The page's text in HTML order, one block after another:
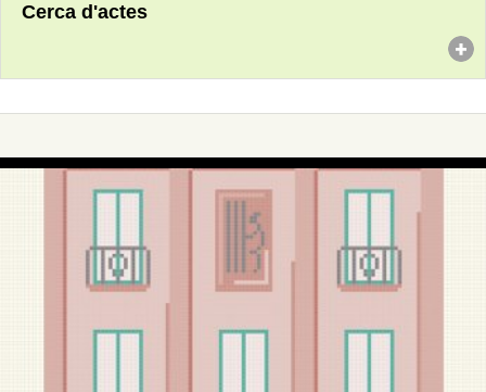
Cerca d'actes